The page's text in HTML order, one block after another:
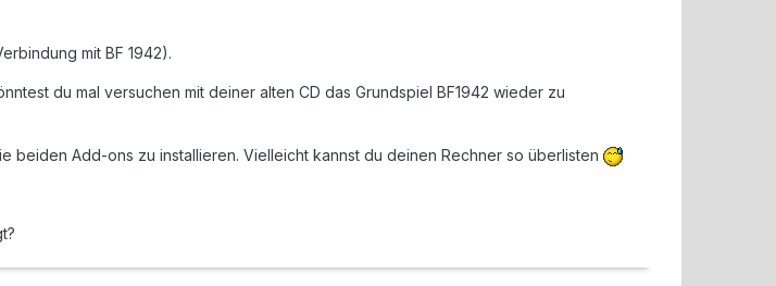
mit BF 1942).
du mal versuchen mit deiner alten CD das Grundspiel BF1942 wieder zu
beiden Add-ons zu installieren. Vielleicht kannst du deinen Rechner so überlisten